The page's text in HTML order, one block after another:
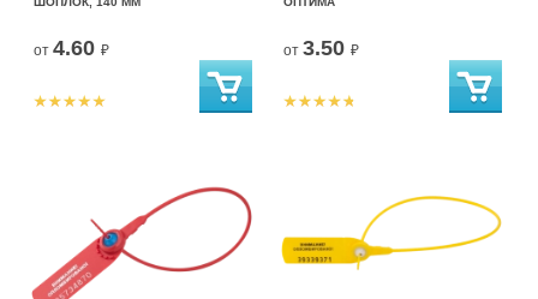
от 4.60 ₽ от 3.50 ₽